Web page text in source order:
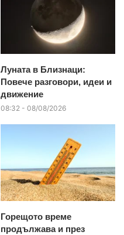
Луната в Близнаци:
Повече разговори, идеи и
движение
08:32 - 08/08/2026
Горещото време
продължава и през